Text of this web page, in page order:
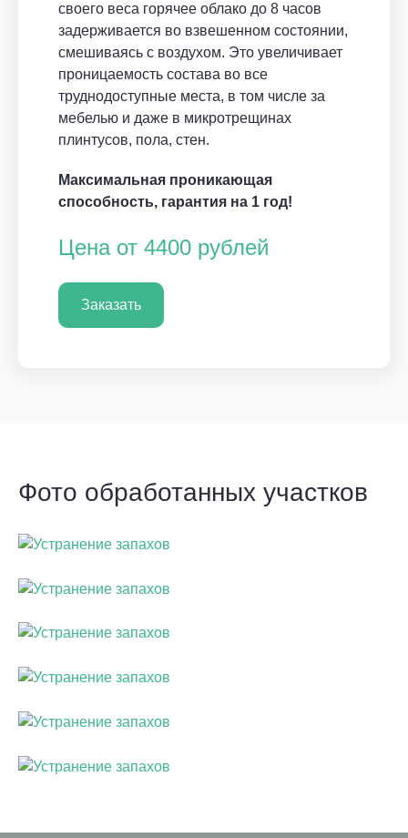
своего веса горячее облако до 8 часов
задерживается во взвешенном состоянии,
смешиваясь с воздухом. Это увеличивает
проницаемость состава во все
труднодоступные места, в том числе за
мебелью и даже в микротрещинах
плинтусов, пола, стен.
Максимальная проникающая
способность, гарантия на 1 год!
Цена от 4400 рублей
Заказать
Фото обработанных участков